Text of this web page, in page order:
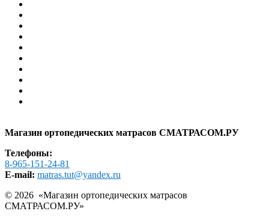
Магазин ортопедических матрасов СМАТРАСОМ.РУ
Телефоны:
8-965-151-24-81
E-mail: matras.tut@yandex.ru
© 2026 «Магазин ортопедических матрасов
СМАТРАСОМ.РУ»